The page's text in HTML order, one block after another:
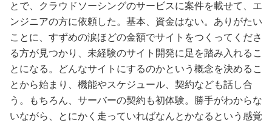
とで、クラウドソーシングのサービスに案件を載せて、エ
ンジニアの方に依頼した。基本、資金はない。ありがたい
ことに、すずめの涙ほどの金額でサイトをつくってくださ
る方が見つかり、未経験のサイト開発に足を踏み入れるこ
とになる。どんなサイトにするのかという概念を決めるこ
とから始まり、機能やスケジュール、契約なども話し合
う。もちろん、サーバーの契約も初体験。勝手がわからな
いながら、とにかく走っていればなんとかなるという感覚